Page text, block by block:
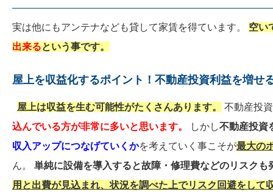
実は他にもアンテナなども貸して家賃を得ています。 空い
出来るという事です。
屋上を収益化するポイント！不動産投資利益を増せ
屋上は収益を生む可能性がたくさんあります。
不動産投
込んでいる方が非常に多いと思います。
しかし不動産投資
収入アップにつなげていくかを考えていく事こそが最大の
ん。 単純に設備を導入すると故障・修理費などのリスクも
用と出費が見込まれ、状況を調べた上でリスク回避をして